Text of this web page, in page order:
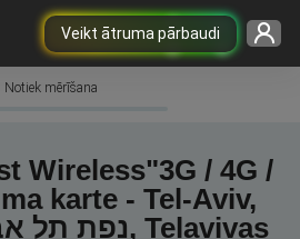
Veikt ātruma pārbaudi
Notiek mērīšana
Wireless"3G / 4G /
karte - Tel-Aviv,